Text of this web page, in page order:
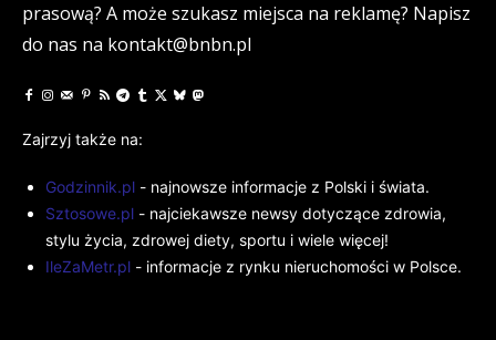
prasową? A może szukasz miejsca na reklamę? Napisz
do nas na kontakt@bnbn.pl
Zajrzyj także na:
Godzinnik.pl - najnowsze informacje z Polski i świata.
Sztosowe.pl - najciekawsze newsy dotyczące zdrowia,
stylu życia, zdrowej diety, sportu i wiele więcej!
IleZaMetr.pl - informacje z rynku nieruchomości w Polsce.